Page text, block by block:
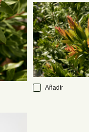
Añadir